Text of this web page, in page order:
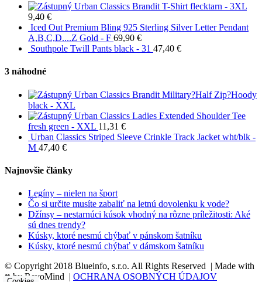
Urban Classics Brandit T-Shirt flecktarn - 3XL
9,40 €
Iced Out Premium Bling 925 Sterling Silver Letter Pendant
A,B,C,D....Z Gold - F 69,90 €
Southpole Twill Pants black - 31 47,40 €
3 náhodné
Urban Classics Brandit Military?Half Zip?Hoody
black - XXL
Urban Classics Ladies Extended Shoulder Tee
fresh green - XXL 11,31 €
Urban Classics Striped Sleeve Crinkle Track Jacket wht/blk -
M 47,40 €
Najnovšie články
Legíny – nielen na šport
Čo si určite musíte zabaliť na letnú dovolenku k vode?
Džínsy – nestarnúci kúsok vhodný na rôzne príležitosti: Aké
sú dnes trendy?
Kúsky, ktoré nesmú chýbať v pánskom šatníku
Kúsky, ktoré nesmú chýbať v dámskom šatníku
© Copyright 2018 Blueinfo, s.r.o. All Rights Reserved | Made with
♥ by RevoMind | OCHRANA OSOBNÝCH ÚDAJOV